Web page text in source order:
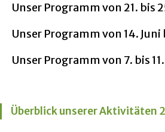
Unser Programm von 21. bis
Unser Programm von 14. Juni
Unser Programm von 7. bis
Überblick unserer Aktivitäten